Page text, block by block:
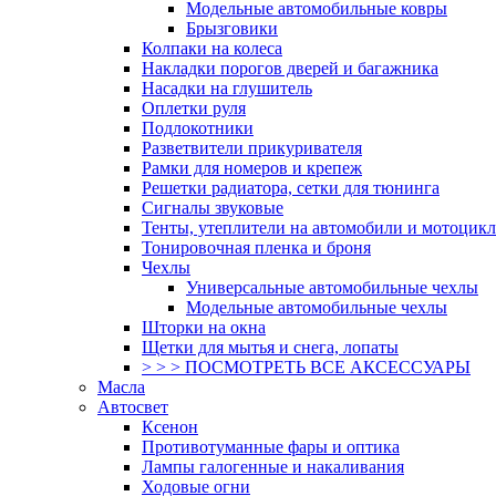
Модельные автомобильные ковры
Брызговики
Колпаки на колеса
Накладки порогов дверей и багажника
Насадки на глушитель
Оплетки руля
Подлокотники
Разветвители прикуривателя
Рамки для номеров и крепеж
Решетки радиатора, сетки для тюнинга
Сигналы звуковые
Тенты, утеплители на автомобили и
Тонировочная пленка и броня
Чехлы
Универсальные автомобильные чехлы
Модельные автомобильные чехлы
Шторки на окна
Щетки для мытья и снега, лопаты
> > > ПОСМОТРЕТЬ ВСЕ АКСЕССУАРЫ
Масла
Автосвет
Ксенон
Противотуманные фары и оптика
Лампы галогенные и накаливания
Ходовые огни